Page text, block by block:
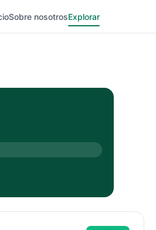
Sobre nosotrosExplorar